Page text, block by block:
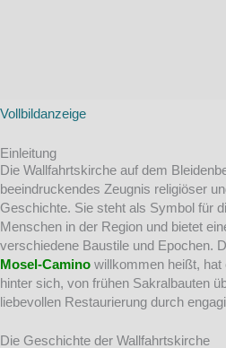
Vollbildanzeige
Einleitung
Die Wallfahrtskirche auf dem
beeindruckendes Zeugnis religiöser
Geschichte. Sie steht als Symbol für
Menschen in der Region und bietet
verschiedene Baustile und Epochen.
Mosel-Camino willkommen heißt,
hinter sich, von frühen Sakralbauten
liebevollen Restaurierung durch
Die Geschichte der Wallfahrtskirche